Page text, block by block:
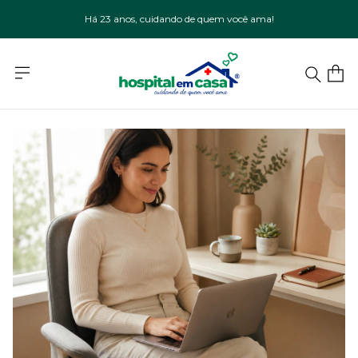
Há 23 anos, cuidando de quem você ama!